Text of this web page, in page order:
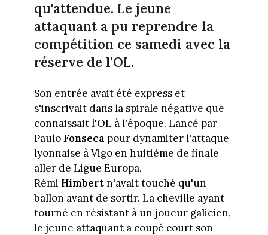
qu'attendue. Le jeune
attaquant a pu reprendre la
compétition ce samedi avec la
réserve de l'OL.
Son entrée avait été express et
s'inscrivait dans la spirale négative que
connaissait l'OL à l'époque. Lancé par
PauloFonseca pour dynamiter l'attaque
lyonnaise à Vigo en huitième de finale
aller de Ligue Europa,
Rémi Himbertn'avait touché qu'un
ballon avant de sortir. La cheville ayant
tourné en résistant à un joueur galicien,
le jeune attaquant a coupé court son